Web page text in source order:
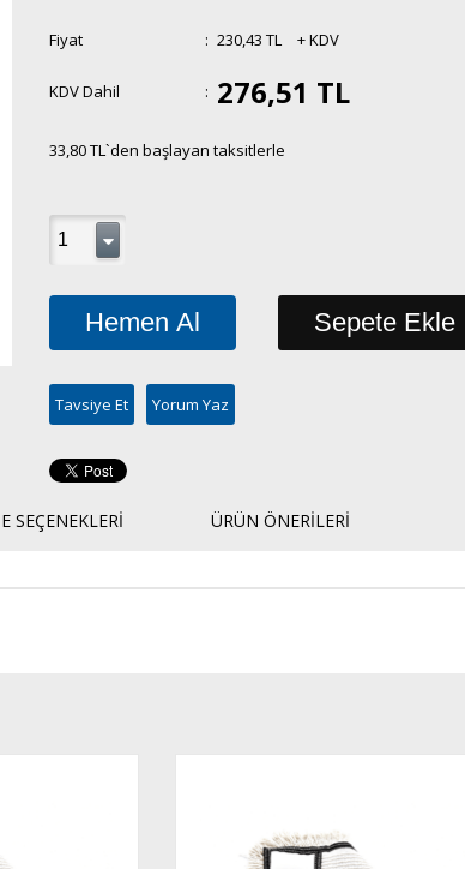
Fiyat : 230,43 TL + KDV
KDV Dahil : 276,51 TL
33,80 TL`den başlayan taksitlerle
Tavsiye Et Yorum Yaz
SEÇENEKLERI ÜRÜN ÖNERILERI